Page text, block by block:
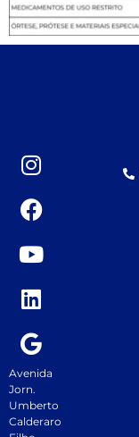
Avenida
Jorn.
Umberto
Calderaro